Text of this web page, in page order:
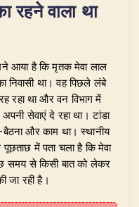
रहने वाला था
आया है कि मृतक मेवा लाल
था। वह पिछले लंबे
रहा था और वन विभाग में
सेवाएं दे रहा था। टांडा
और काम था। स्थानीय
में पता चला है कि मेवा
समय से किसी बात को लेकर
जा रही है।